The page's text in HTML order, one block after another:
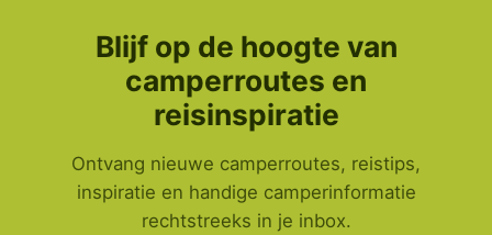
Blijf op de hoogte van
camperroutes en
reisinspiratie
Ontvang nieuwe camperroutes, reistips,
inspiratie en handige camperinformatie
rechtstreeks in je inbox.